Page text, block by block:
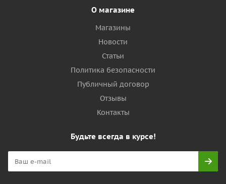
О магазине
Магазины
Новости
Статьи
Политика безопасности
Публичный договор
Отзывы
Контакты
Будьте всегда в курсе!